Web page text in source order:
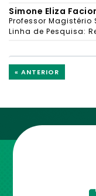
Simone Eliza
Professor Magistério
Linha de Pesquisa:
« ANTERIOR